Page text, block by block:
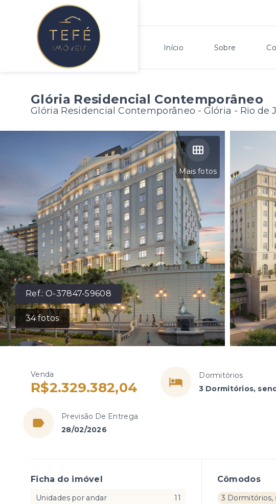
Início Sobre
Glória Residencial Contemporâneo
Glória Residencial Contemporâneo - Glória - Rio de
Ref.:O-37847-59608
34fotos
Mais fotos
Venda
R$2.329.382,04
Dormitórios
3 Dormitórios,
Previsão De Entrega
28/02/2026
Cômodos
3 Dormitórios,
Ficha do imóvel
Unidades por andar
11